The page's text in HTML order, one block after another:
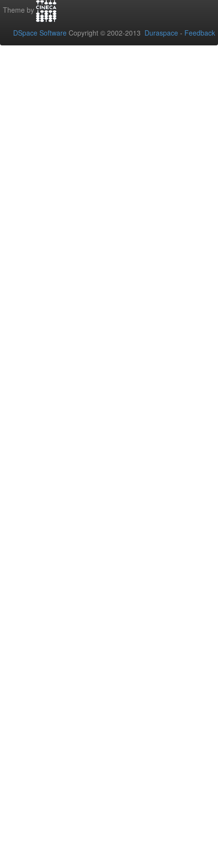
Theme by
DSpace Software Copyright © 2002-2013 Duraspace - Feedback